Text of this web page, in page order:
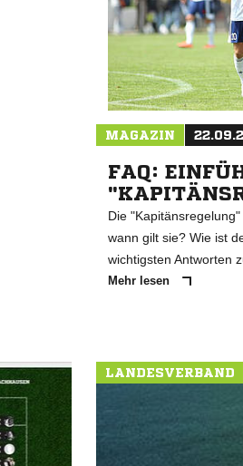
MAGAZIN
FAQ:
Die
wann gilt sie? Wie ist
wichtigsten Antworten
Mehr lesen
LANDESVERBAND